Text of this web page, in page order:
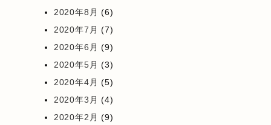
2020年8月 (6)
2020年7月 (7)
2020年6月 (9)
2020年5月 (3)
2020年4月 (5)
2020年3月 (4)
2020年2月 (9)